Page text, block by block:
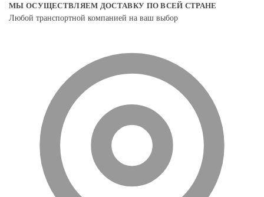
МЫ ОСУЩЕСТВЛЯЕМ ДОСТАВКУ ПО ВСЕЙ СТРАНЕ
Любой транспортной компанией на ваш выбор